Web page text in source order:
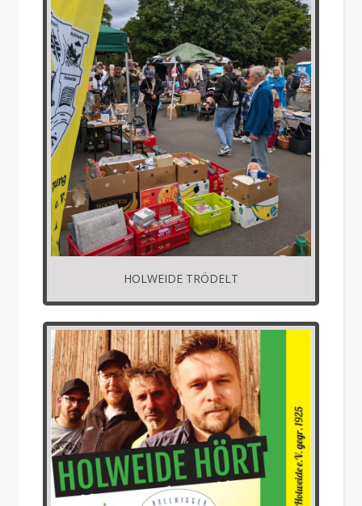
HOLWEIDE TRÖDELT